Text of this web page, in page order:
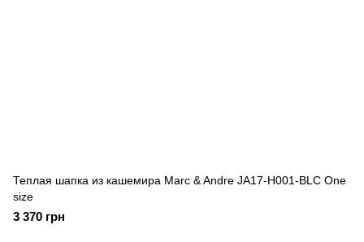
Теплая шапка из кашемира Marc & Andre JA17-H001-BLC One
size
3 370 грн